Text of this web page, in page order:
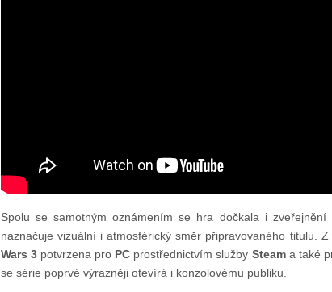
Spolu se samotným oznámením se hra dočkala i zveřejnění
naznačuje vizuální i atmosférický směr připravovaného titulu.
Wars 3potvrzena pro PC prostřednictvím služby Steama také
se série poprvé výrazněji otevírá i konzolovému publiku.